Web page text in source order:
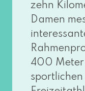
zehn
Damen
400 Meter